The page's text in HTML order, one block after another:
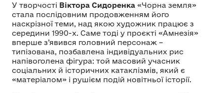
У творчості Віктора Сидоренка «Чорна земля»
стала послідовним продовженням його
наскрізної теми, над якою художник працює з
середини 1990-х. Саме тоді у проєкті «Амнезія»
вперше з’явився головний персонаж –
типізована, позбавлена індивідуальних рис
напівоголена фігура: той масовий учасник
соціальних й історичних катаклізмів, який є
«матеріалом» і рушієм подій новітньої історії.